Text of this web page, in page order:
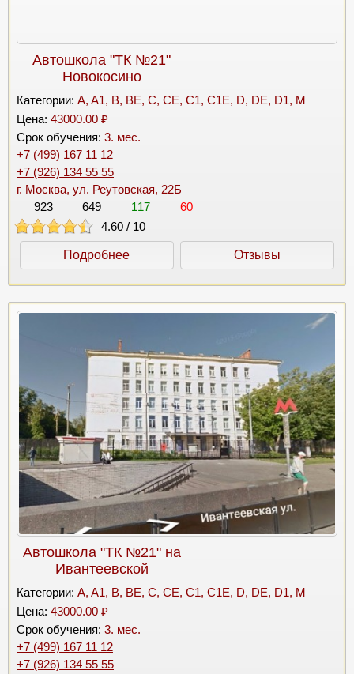
Автошкола "ТК №21"
Новокосино
Категории: A, A1, B, BE, C, CE, C1, C1E, D, DE, D1, M
Цена: 43000.00 ₽
Срок обучения: 3. мес.
+7 (499) 167 11 12
+7 (926) 134 55 55
г. Москва, ул. Реутовская, 22Б
923
649 117
60
4.60 / 10
Подробнее Отзывы
Автошкола "ТК №21" на
Ивантеевской
Категории: A, A1, B, BE, C, CE, C1, C1E, D, DE, D1, M
Цена: 43000.00 ₽
Срок обучения: 3. мес.
+7 (499) 167 11 12
+7 (926) 134 55 55